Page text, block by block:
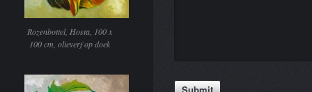
Rozenbottel, Hosta, 100 x
100 cm, olieverf op doek